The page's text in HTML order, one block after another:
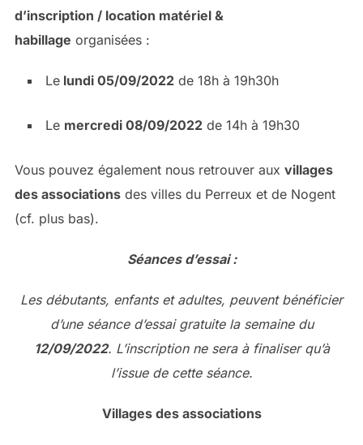
d’inscription / location matériel &
habillage organisées :
Lelundi 05/09/2022de 18h à 19h30h
Le mercredi 08/09/2022de 14h à 19h30
Vous pouvez également nous retrouver aux villages
des associationsdes villes du Perreux et de Nogent
(cf. plus bas).
Séances d’essai :
Les débutants, enfants et adultes, peuvent bénéficier
d’une séance d’essai gratuite la semaine du
12/09/2022. L’inscription ne sera à finaliser qu’à
l’issue de cette séance.
Villages des associations